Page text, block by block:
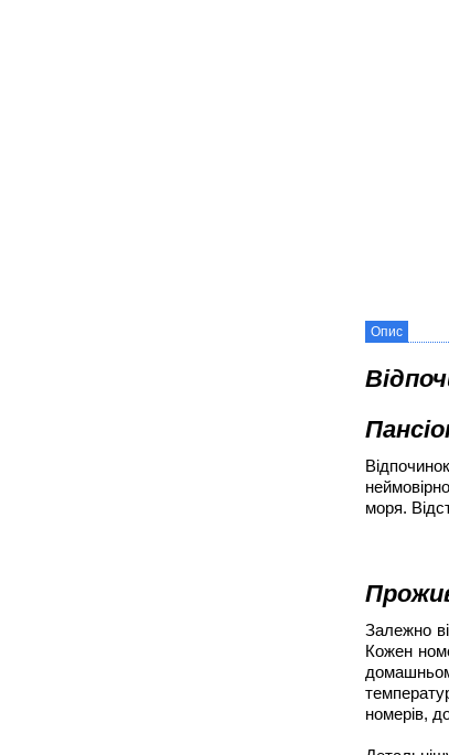
Опис
моря.
Залежно
Кожен
номерів,